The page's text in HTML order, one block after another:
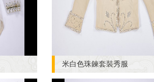
米白色珠鍊套裝秀服